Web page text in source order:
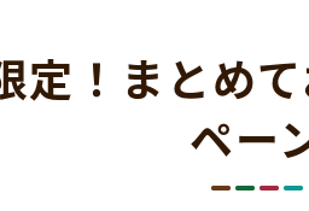
定！まとめ
ペー